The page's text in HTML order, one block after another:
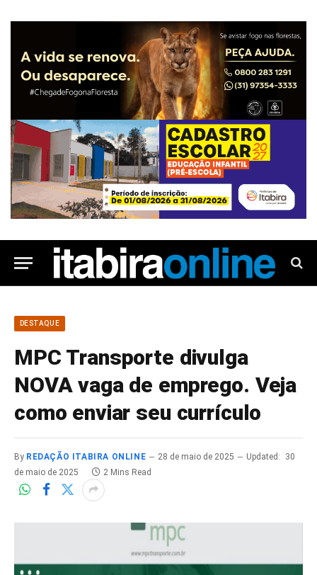
DESTAQUE
MPC Transporte divulga
NOVA vaga de emprego. Veja
como enviar seu currículo
By REDAÇÃO ITABIRA ONLINE 28 de maio de 2025 Updated:
30
de maio de 2025
2 Mins Read